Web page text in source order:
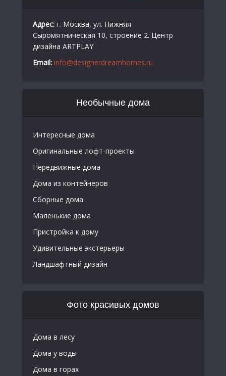
Адрес: г. Москва, ул. Нижняя
Сыромятническая 10, строение 2. Центр
дизайна ARTPLAY
Email: info@designerdreamhomes.ru
Необычные дома
Интересные дома
Оригинальные лофт-проекты
Передвижные дома
Дома из контейнеров
Сборные дома
Маленькие дома
Пристройка к дому
Удивительные экстерьеры
Ландшафтный дизайн
Фото красивых домов
Дома в лесу
Дома у воды
Дома в горах